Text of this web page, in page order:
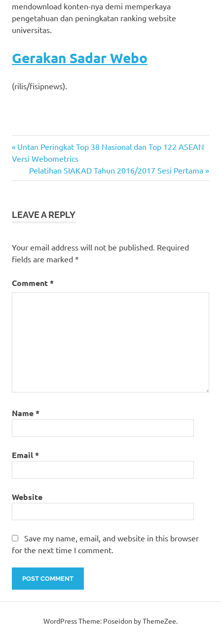
mendownload konten-nya demi memperkaya
pengetahuan dan peningkatan ranking website
universitas.
Gerakan Sadar Webo
(rilis/fisipnews).
siakad
Post
navigation
Previous
Post:
Untan Peringkat Top 38 Nasional dan Top 122 ASEAN
Versi Webometrics
Next
Post:
Pelatihan SIAKAD Tahun 2016/2017 Sesi Pertama
LEAVE A REPLY
Your email address will not be published. Required
fields are marked *
Comment*
Name*
Email*
Website
Save my name, email, and website in this browser
for the next time I comment.
WordPress Theme: Poseidon by ThemeZee.